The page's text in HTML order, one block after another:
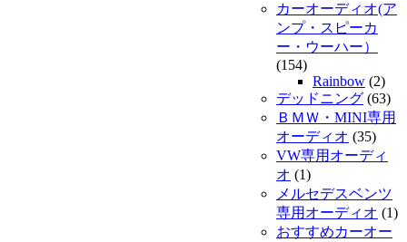
カーオーディオ(ア
ンプ・スピーカ
ー・ウーハー）
(154)
Rainbow (2)
デッドニング (63)
ＢＭＷ・MINI専用
オーディオ (35)
VW専用オーディ
オ (1)
メルセデスベンツ
専用オーディオ (1)
おすすめカーオー